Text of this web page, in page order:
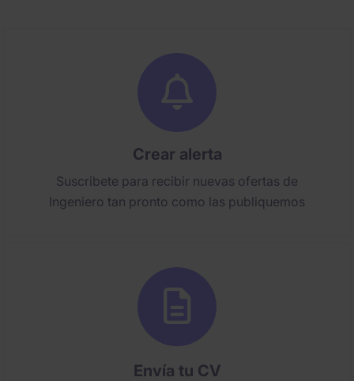
Crear alerta
Suscribete para recibir nuevas ofertas de
Ingeniero tan pronto como las publiquemos
Envía tu CV